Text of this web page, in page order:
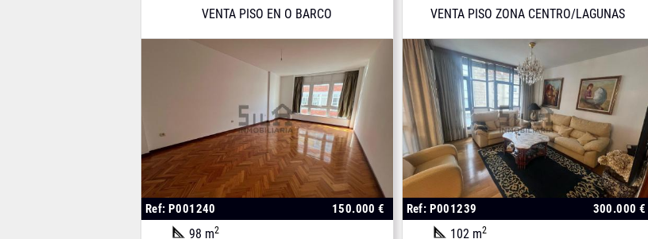
VENTA PISO EN O BARCO
Ref: P001240 150.000 €
98 m2
VENTA PISO ZONA CENTRO/LAGUNAS
Ref: P001239 300.000 €
102 m2